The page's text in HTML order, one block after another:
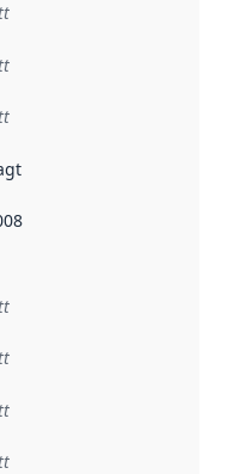
når dataa i dette